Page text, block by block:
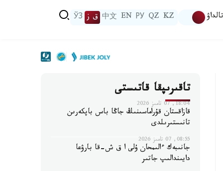
تالداۋ KZ
QZ
РУ
EN
中文 ق ز ЎЗ
تاقىرىپقا قاتىستى
18:04, 07 تامىز 2026
قازاقستان قۇراماسىنىڭ جاڭا باس باپكەرىن
تانىستىرىلدى
08:55, 07 تامىز 2026
جانىبەك ءالىمحان ۇلى ا ق ش-قا بارۋعا
دايىندالىپ جاتىر